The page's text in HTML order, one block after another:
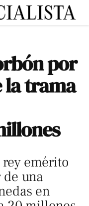
por
la trama
emérito
una
en